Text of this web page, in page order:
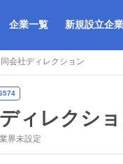
企業一覧 新規設立企業
会社ディレクション
ィレクシ
業界未設定